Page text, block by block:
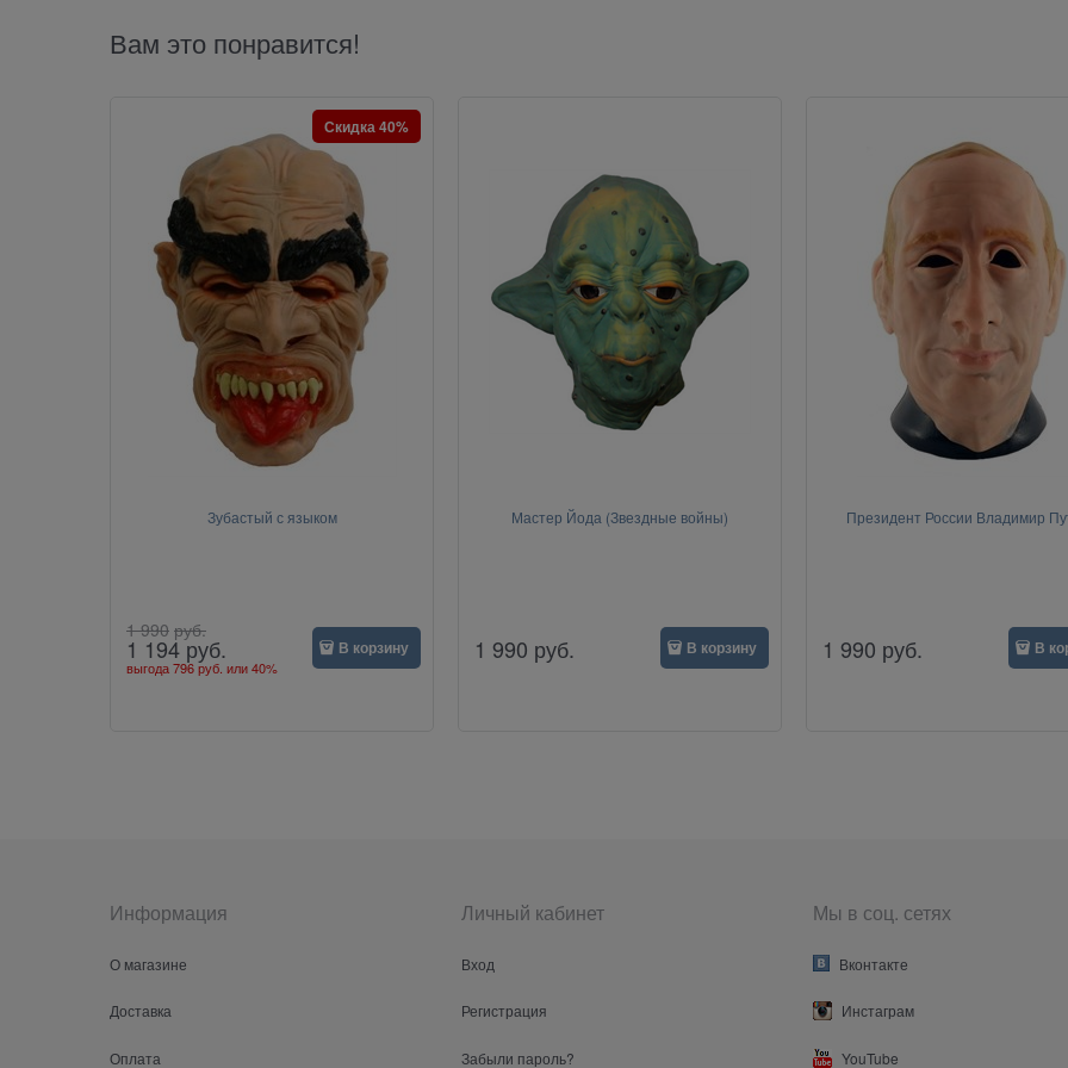
Вам это понравится!
Зубастый с языком
Скидка 40%
1 990 руб.
1 194руб.
выгода796 руб. или40%
В корзину
Мастер Йода (Звездные войны)
1 990 руб. В корзину
Президент России Владимир
1 990 руб. В
Информация
О магазине
Доставка
Оплата
Личный кабинет
Вход
Регистрация
Забыли пароль?
Мы в соц. сетях
Вконтакте
Инстаграм
YouTube